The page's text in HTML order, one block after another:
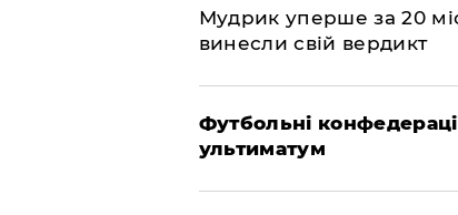
​Мудрик уперше за 20
винесли свій вердикт
Футбольні
ультиматум